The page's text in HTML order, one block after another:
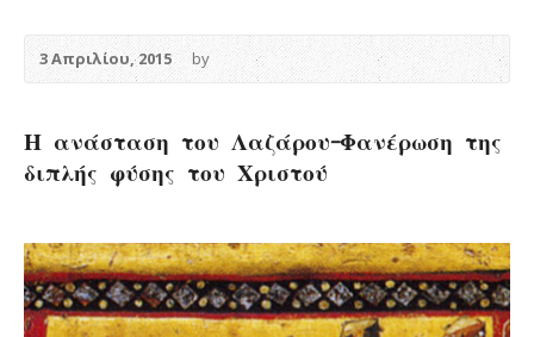
3 Απριλίου, 2015 by
Η ανάσταση του Λαζάρου-Φανέρωση της
διπλής φύσης του Χριστού